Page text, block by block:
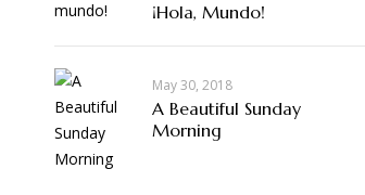
¡Hola, Mundo!
May 30, 2018
A Beautiful Sunday
Morning